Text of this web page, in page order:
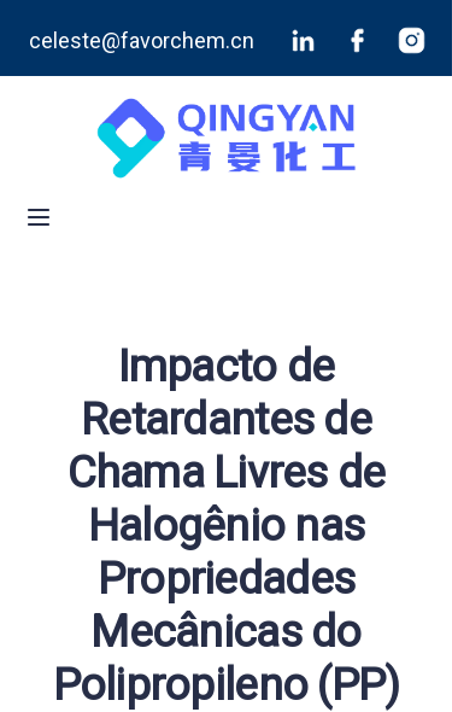
celeste@favorchem.cn
Impacto de
Retardantes de
Chama Livres de
Halogênio nas
Propriedades
Mecânicas do
Polipropileno (PP)
Blog
Contate-Nos